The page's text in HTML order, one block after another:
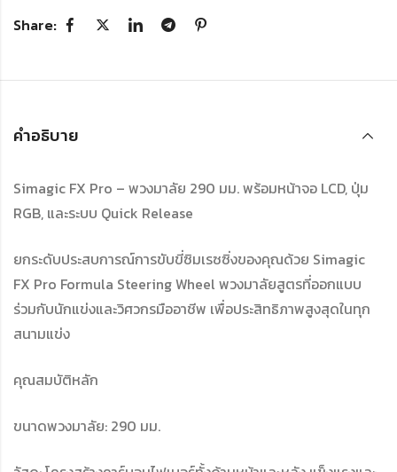
Share:
คำอธิบาย
Simagic FX Pro – พวงมาลัย 290 มม. พร้อมหน้าจอ LCD, ปุ่ม
RGB, และระบบ Quick Release
ยกระดับประสบการณ์การขับขี่ซิมเรซซิ่งของคุณด้วย Simagic
FX Pro Formula Steering Wheel พวงมาลัยสูตรที่ออกแบบ
ร่วมกับนักแข่งและวิศวกรมืออาชีพ เพื่อประสิทธิภาพสูงสุดในทุก
สนามแข่ง
คุณสมบัติหลัก
ขนาดพวงมาลัย: 290 มม.